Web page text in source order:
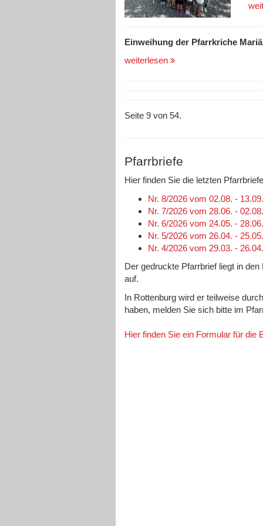
Einweihung der Pfarrkriche
weiterlesen
Seite 9 von 54.
Pfarrbriefe
Hier finden Sie die letzten
Nr. 8/2026 vom 02.08. -
Nr. 7/2026 vom 28.06. -
Nr. 6/2026 vom 24.05. -
Nr. 5/2026 vom 26.04. -
Nr. 4/2026 vom 29.03. -
Der gedruckte Pfarrbrief liegt in
auf.
In Rottenburg wird er teilweise
haben, melden Sie sich bitte im
Hier finden Sie ein Formular für die